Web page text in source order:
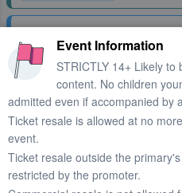
Floor C
Rząd
1 - 6 biletów
Szybka dostawa
Floor C
Rząd B
2 biletów
Floor B
Event Information
STRICTLY 14+ Likely
content. No children
admitted even if accompanied by
Ticket resale is allowed at no
event.
Ticket resale outside the
restricted by the promoter.